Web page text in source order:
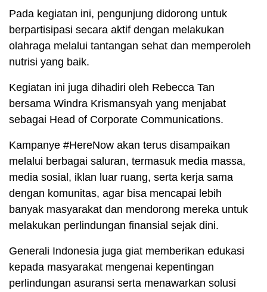
Pada kegiatan ini, pengunjung didorong untuk
berpartisipasi secara aktif dengan melakukan
olahraga melalui tantangan sehat dan memperoleh
nutrisi yang baik.
Kegiatan ini juga dihadiri oleh Rebecca Tan
bersama Windra Krismansyah yang menjabat
sebagai Head of Corporate Communications.
Kampanye #HereNow akan terus disampaikan
melalui berbagai saluran, termasuk media massa,
media sosial, iklan luar ruang, serta kerja sama
dengan komunitas, agar bisa mencapai lebih
banyak masyarakat dan mendorong mereka untuk
melakukan perlindungan finansial sejak dini.
Generali Indonesia juga giat memberikan edukasi
kepada masyarakat mengenai kepentingan
perlindungan asuransi serta menawarkan solusi